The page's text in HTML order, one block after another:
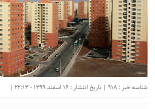
شناسه خبر : 918 | تاریخ انتشار : 16 اسفند 1399 - 22:13 |